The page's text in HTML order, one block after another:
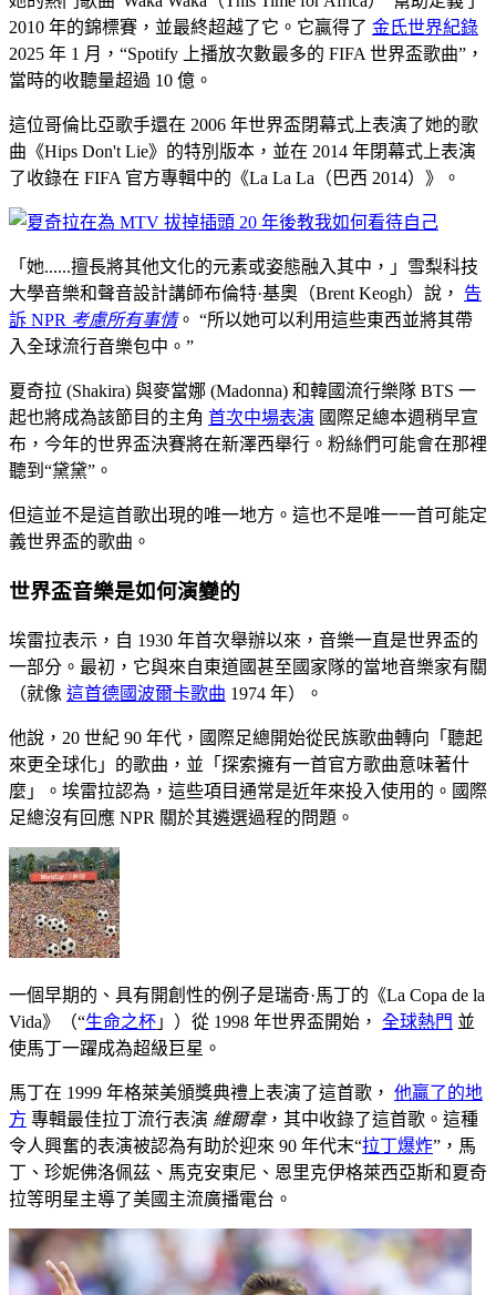
2010 年的錦標賽，並最終超越了它。它贏得了 金氏世界紀錄
2025 年 1 月，“Spotify 上播放次數最多的 FIFA 世界盃歌曲”，
當時的收聽量超過 10 億。
這位哥倫比亞歌手還在 2006 年世界盃閉幕式上表演了她的歌
曲《Hips Don't Lie》的特別版本，並在 2014 年閉幕式上表演
了收錄在 FIFA 官方專輯中的《La La La（巴西 2014）》。
「她......擅長將其他文化的元素或姿態融入其中，」雪梨科技
大學音樂和聲音設計講師布倫特·基奧（Brent Keogh）說， 告
訴 NPR 考慮所有事情。 “所以她可以利用這些東西並將其帶
入全球流行音樂包中。”
夏奇拉 (Shakira) 與麥當娜 (Madonna) 和韓國流行樂隊 BTS 一
起也將成為該節目的主角 首次中場表演 國際足總本週稍早宣
布，今年的世界盃決賽將在新澤西舉行。粉絲們可能會在那裡
聽到“黛黛”。
但這並不是這首歌出現的唯一地方。這也不是唯一一首可能定
義世界盃的歌曲。
世界盃音樂是如何演變的
埃雷拉表示，自 1930 年首次舉辦以來，音樂一直是世界盃的
一部分。最初，它與來自東道國甚至國家隊的當地音樂家有關
（就像 這首德國波爾卡歌曲 1974 年）。
他說，20 世紀 90 年代，國際足總開始從民族歌曲轉向「聽起
來更全球化」的歌曲，並「探索擁有一首官方歌曲意味著什
麼」。埃雷拉認為，這些項目通常是近年來投入使用的。國際
足總沒有回應 NPR 關於其遴選過程的問題。
一個早期的、具有開創性的例子是瑞奇·馬丁的《La Copa de la
Vida》（“生命之杯 」）從 1998 年世界盃開始， 全球熱門 並
使馬丁一躍成為超級巨星。
馬丁在 1999 年格萊美頒獎典禮上表演了這首歌， 他贏了的地
方 專輯最佳拉丁流行表演 維爾韋，其中收錄了這首歌。這種
令人興奮的表演被認為有助於迎來 90 年代末“拉丁爆炸”，馬
丁、珍妮佛洛佩茲、馬克安東尼、恩里克伊格萊西亞斯和夏奇
拉等明星主導了美國主流廣播電台。